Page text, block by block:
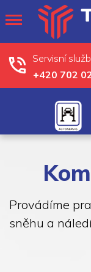
Servisní
+420 702
Provádíme
sněhu a